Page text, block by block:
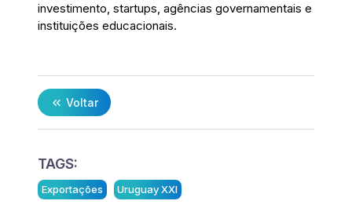
investimento, startups, agências governamentais e
instituições educacionais.
Voltar
TAGS:
Exportações Uruguay XXI